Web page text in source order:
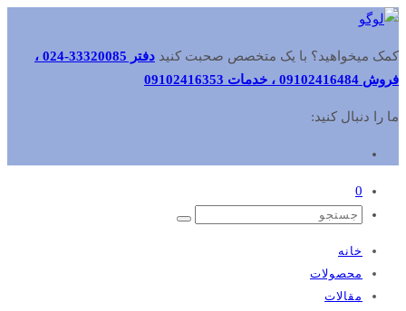
کمک میخواهید؟ با یک متخصص صحبت کنید
دفتر 33320085-024 ،
فروش 09102416484 ، خدمات 09102416353
ما را دنبال کنید:
0
خانه
محصولات
مقالات